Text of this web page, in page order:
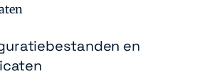
en